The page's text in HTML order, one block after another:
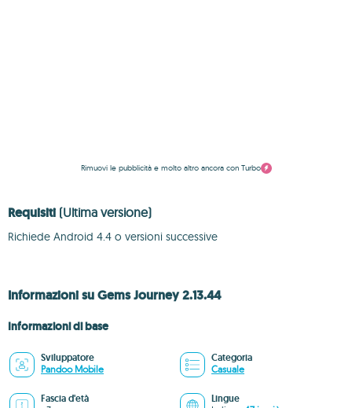
Rimuovi le pubblicità e molto altro ancora con Turbo
Requisiti (Ultima versione)
Richiede Android 4.4 o versioni successive
Informazioni su Gems Journey 2.13.44
Informazioni di base
Sviluppatore
Pandoo Mobile
Categoria
Casuale
Fascia d'età Lingue